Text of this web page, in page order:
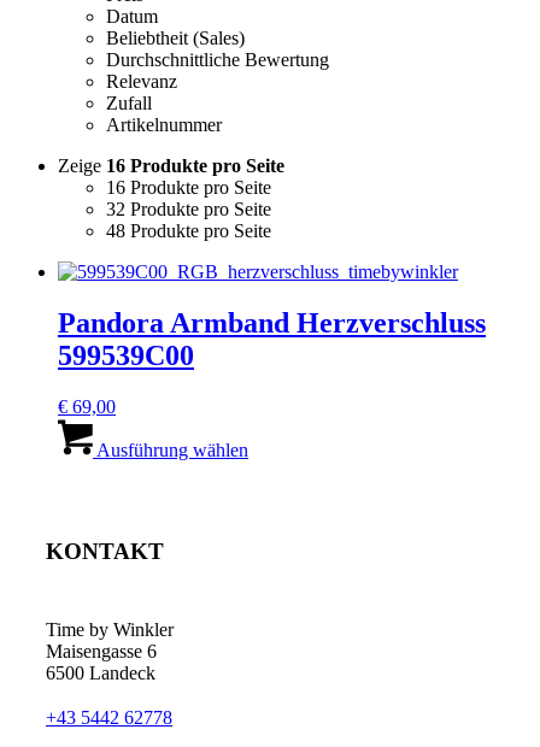
Datum
Beliebtheit (Sales)
Durchschnittliche Bewertung
Relevanz
Zufall
Artikelnummer
Zeige 16 Produkte pro Seite
16 Produkte pro Seite
32 Produkte pro Seite
48 Produkte pro Seite
Pandora Armband Herzverschluss
599539C00
€ 69,00
Ausführung wählen
KONTAKT
Time by Winkler
Maisengasse 6
6500 Landeck
+43 5442 62778